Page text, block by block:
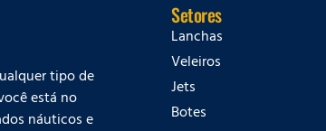
tipo de
está no
náuticos e
Setores
Lanchas
Veleiros
Jets
Botes